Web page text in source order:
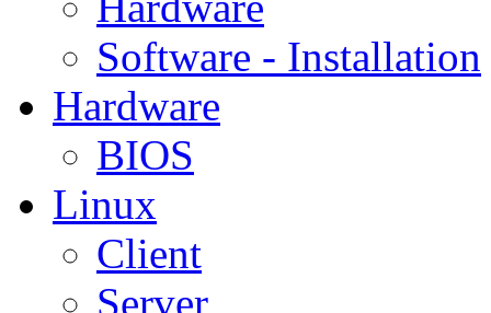
Software - Installation
Hardware
BIOS
Linux
Client
Server